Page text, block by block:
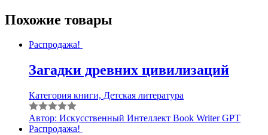
Похожие товары
Распродажа!
Загадки древних цивилизаций
Категория книги, Детская литература
Автор: Искусственный Интеллект Book Writer GPT
Распродажа!